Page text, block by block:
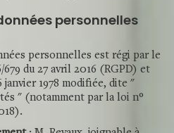
personnelles
personnelles est régi par le
du 27 avril 2016 (RGPD) et
janvier 1978 modifiée, dite "
" (notamment par la loi n°